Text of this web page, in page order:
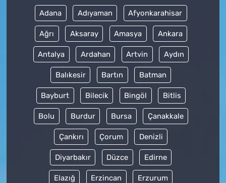
Adana Adıyaman Afyonkarahisar
Ağrı Aksaray Amasya Ankara
Antalya Ardahan Artvin Aydın
Balıkesir Bartın Batman
Bayburt Bilecik Bingöl Bitlis
Bolu Burdur Bursa Çanakkale
Çankırı Çorum Denizli
Diyarbakır Düzce Edirne
Elazığ Erzincan Erzurum